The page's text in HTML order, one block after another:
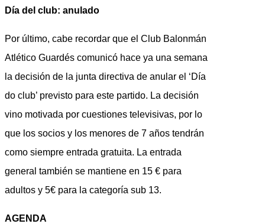
Día del club: anulado
Por último, cabe recordar que el Club Balonmán
Atlético Guardés comunicó hace ya una semana
la decisión de la junta directiva de anular el ‘Día
do club’ previsto para este partido. La decisión
vino motivada por cuestiones televisivas, por lo
que los socios y los menores de 7 años tendrán
como siempre entrada gratuita. La entrada
general también se mantiene en 15 € para
adultos y 5€ para la categoría sub 13.
AGENDA